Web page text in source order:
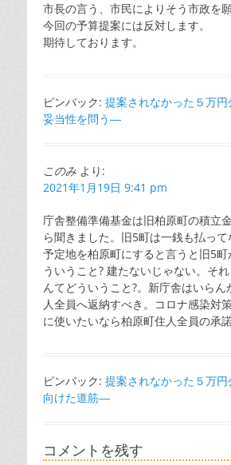
市長の言う、市民によりそう市政を願
今回の予算提案には反対します。
期待しております。
ピンバック: 提案されなかった５万
妥当性を問う―
このみ より:
2021年1月19日 9:41 pm
庁舎整備準備基金は旧柏原町の積立
ら聞きました。旧5町は一銭も払っ
予定地を柏原町にすると言うと旧5
ういうこと? 建たないじゃない。そ
んてどういうこと?。新庁舎はいらん
人全員へ返納すべき。コロナ感染対
に使いたいなら柏原町住人全員の承
ピンバック: 提案されなかった５万
向けた道筋―
コメントを残す